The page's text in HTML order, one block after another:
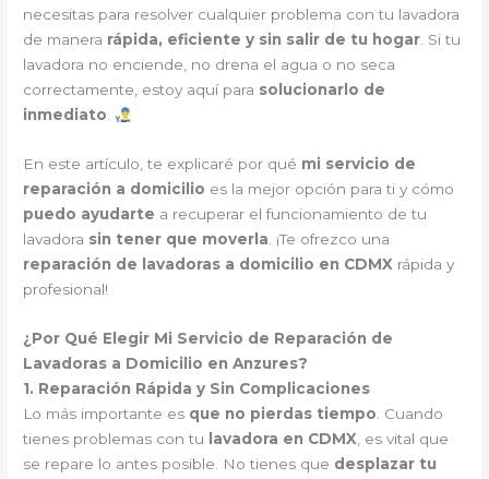
necesitas para resolver cualquier problema con tu lavadora
de manera rápida, eficiente y sin salir de tu hogar. Si tu
lavadora no enciende, no drena el agua o no seca
correctamente, estoy aquí para solucionarlo de
inmediato.
En este artículo, te explicaré por qué mi servicio de
reparación a domicilio es la mejor opción para ti y cómo
puedo ayudarte a recuperar el funcionamiento de tu
lavadora sin tener que moverla . ¡Te ofrezco una
reparación de lavadoras a domicilio en CDMX rápida y
profesional!
¿Por Qué Elegir Mi Servicio de Reparación de
Lavadoras a Domicilio en Anzures?
1. Reparación Rápida y Sin Complicaciones
Lo más importante es que no pierdas tiempo . Cuando
tienes problemas con tu
lavadora en CDMX , es vital que
se repare lo antes posible. No tienes que desplazar tu